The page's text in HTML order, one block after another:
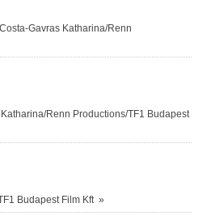
Gavras Katharina/Renn
Renn Productions/TF1 Budapest
Budapest Film Kft »